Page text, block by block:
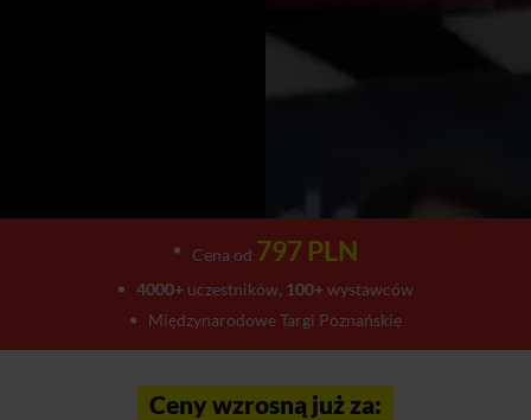
Cena od 797 PLN
4000+uczestników, 100+wystawców
Międzynarodowe Targi Poznańskie
Ceny wzrosną już za: